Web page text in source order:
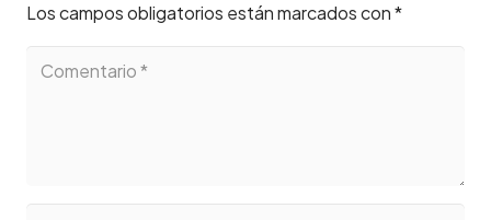
Los campos obligatorios están marcados con*